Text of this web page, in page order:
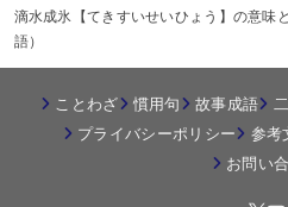
滴水成氷【てきすいせいひょう】の意味
語）
ことわざ 慣用句 故事成語
プライバシーポリシー
参考
お問い